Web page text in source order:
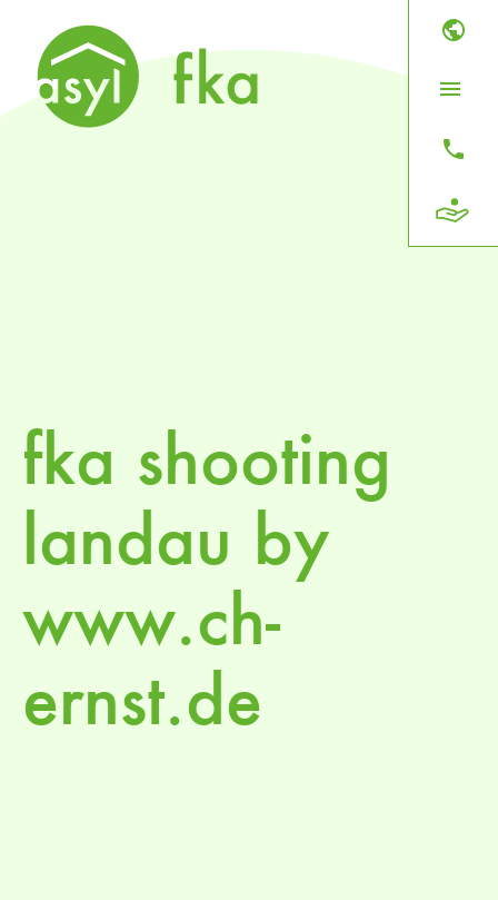



fka shooting
landau by
www.ch-
ernst.de